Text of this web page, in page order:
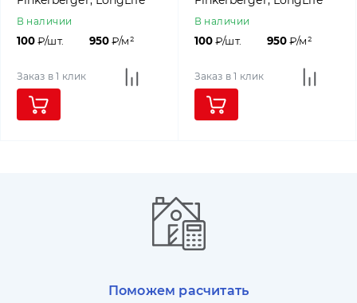
matt Гранит, Nelskamp
В наличии
100₽/шт. 950₽/м²
Заказ в 1 клик
matt Медно-
коричневый, Nelskamp
В наличии
100₽/шт. 950₽/м²
Заказ в 1 клик
Поможем расчитать